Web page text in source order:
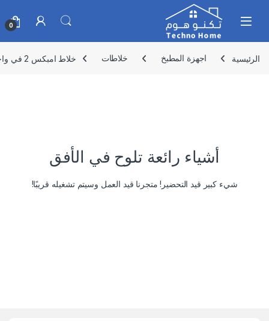
Skip to navigation
Skip to content
0
الرئيسية اجهزة المطبخ خلاطات خلاط امبكس 2 في واحد ، 250 واط ، موديلBL 3501
أشياء رائعة تلوح في الأفق
شيء كبير قيد التحضير! متجرنا قيد العمل وسيتم تشغيله قريبًا!